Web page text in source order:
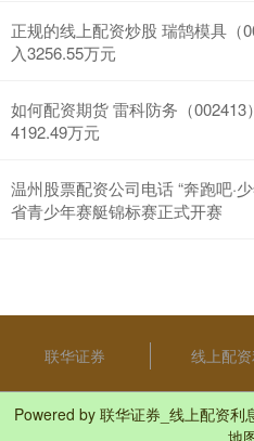
正规的线上配资炒股 瑞鹄模具（
入3256.55万元
如何配资期货 雷科防务（002413
4192.49万元
温州股票配资公司电话 “奔跑吧·
省青少年赛艇锦标赛正式开赛
联华证券 线上配
Powered by 联华证券_线上配资利
地